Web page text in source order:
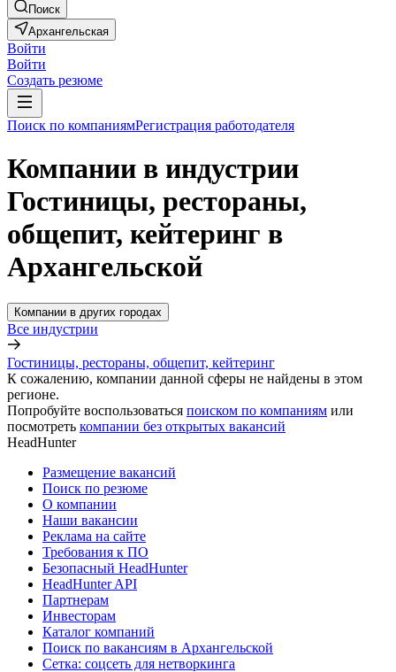
Поиск
Архангельская
Войти
Войти
Создать резюме
Поиск по компаниямРегистрация работодателя
Компании в индустрии
Гостиницы, рестораны,
общепит, кейтеринг в
Архангельской
Компании в других городах
Все индустрии
Гостиницы, рестораны, общепит, кейтеринг
К сожалению, компании данной сферы не найдены в этом
регионе.
Попробуйте воспользоваться поиском по компаниям или
посмотреть компании без открытых вакансий
HeadHunter
Размещение вакансий
Поиск по резюме
О компании
Наши вакансии
Реклама на сайте
Требования к ПО
Безопасный HeadHunter
HeadHunter API
Партнерам
Инвесторам
Каталог компаний
Поиск по вакансиям в Архангельской
Сетка: соцсеть для нетворкинга